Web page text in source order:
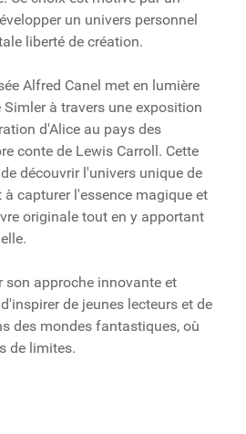
un univers personnel
liberté de création.
Alfred Canel met en lumière
Simler à travers une exposition
d'Alice au pays des
conte de Lewis Carroll. Cette
découvrir l'univers unique de
à capturer l'essence magique et
originale tout en y apportant
son approche innovante et
de jeunes lecteurs et de
des mondes fantastiques, où
de limites.